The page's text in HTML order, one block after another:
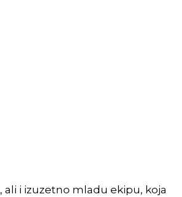
i izuzetno mladu ekipu, koja